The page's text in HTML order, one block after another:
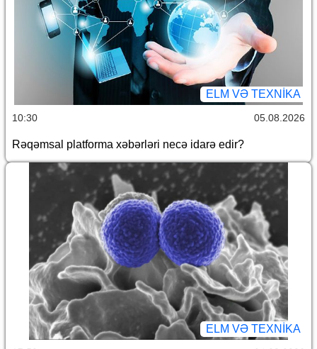
ELM VƏ TEXNIKA
10:30 05.08.2026
Rəqəmsal platforma xəbərləri necə idarə edir?
ELM VƏ TEXNIKA